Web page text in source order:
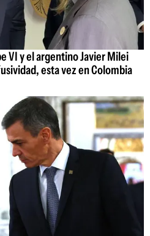
VI y el argentino Javier Milei
esta vez en Colombia